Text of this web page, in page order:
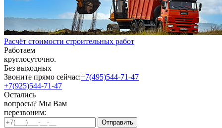
Расчёт стоимости строительных работ
Работаем
круглосуточно.
Без выходных
Звоните прямо сейчас:+7(495)544-71-47
+7(925)544-71-47
Остались
вопросы? Мы Вам
перезвоним: